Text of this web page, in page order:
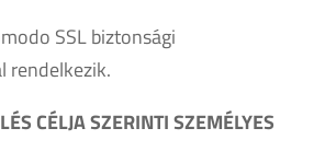
SSL biztonsági
rendelkezik.
CÉLJA SZERINTI SZEMÉLYES